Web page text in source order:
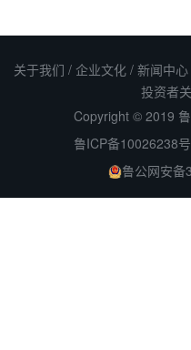
关于我们 / 企业文化 / 新闻中心
投资者
Copyright © 2019
鲁ICP备10026238
鲁公网安备